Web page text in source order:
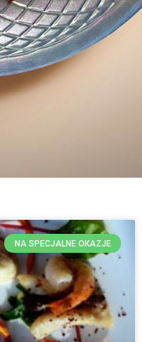
NA SPECJALNE OKAZJE